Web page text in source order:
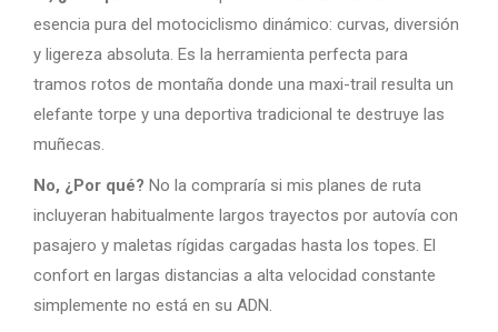
esencia pura del motociclismo dinámico: curvas, diversión
y ligereza absoluta. Es la herramienta perfecta para
tramos rotos de montaña donde una maxi-trail resulta un
elefante torpe y una deportiva tradicional te destruye las
muñecas.
No, ¿Por qué? No la compraría si mis planes de ruta
incluyeran habitualmente largos trayectos por autovía con
pasajero y maletas rígidas cargadas hasta los topes. El
confort en largas distancias a alta velocidad constante
simplemente no está en su ADN.